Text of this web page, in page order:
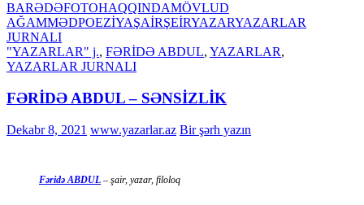
BARƏDƏFOTOHAQQINDAMÖVLUD
AĞAMMƏDPOEZİYAŞAİRŞEİRYAZARYAZARLAR
JURNALI
"YAZARLAR" j., FƏRİDƏ ABDUL, YAZARLAR,
YAZARLAR JURNALI
FƏRİDƏ ABDUL – SƏNSİZLİK
Dekabr 8, 2021 www.yazarlar.az Bir şərh yazın
Fəridə ABDUL – şair, yazar, filoloq